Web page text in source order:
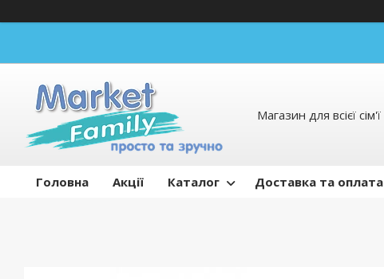
Магазин для всієї сім'ї
Головна Акції Каталог Доставка та оплата